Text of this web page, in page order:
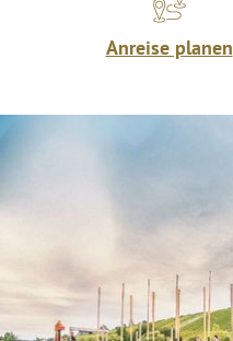
Anreise planen